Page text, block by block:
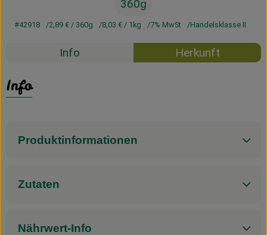
360g
#42918 2,89 €/ 360g 8,03 €/ 1kg 7% MwSt Handelsklasse II
Info Herkunft
Info
Produktinformationen
Zutaten
Nährwert-Info